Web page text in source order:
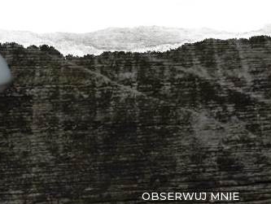
OBSERWUJ MNIE